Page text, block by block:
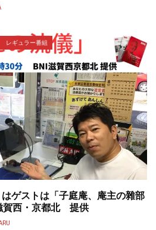
レギュラー番組
ゲストは「子庭庵、庵主の雜部
賀西・京都北 提供